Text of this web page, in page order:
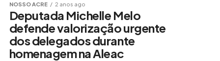
NOSSO ACRE 2 anos ago
Deputada Michelle Melo
defende valorização urgente
dos delegados durante
homenagem na Aleac